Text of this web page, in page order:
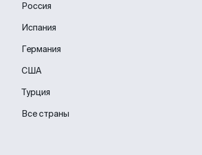
Россия
Испания
Германия
США
Турция
Все страны